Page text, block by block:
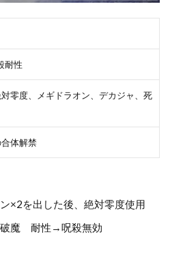
耐性
零度、メギドラオン、デカジャ、死
体解禁
×2を出した後、絶対零度使用
破魔 耐性→呪殺無効